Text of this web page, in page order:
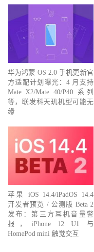
华为鸿蒙 OS 2.0 手机更新官
方适配计划曝光：4 月支持
Mate X2/Mate 40/P40 系列
等，联发科天玑机型可能无
缘
苹果 iOS 14.4/iPadOS 14.4
开发者预览 / 公测版 Beta 2
发布：第三方耳机音量警
报，iPhone 12 U1 与
HomePod mini 触觉交互